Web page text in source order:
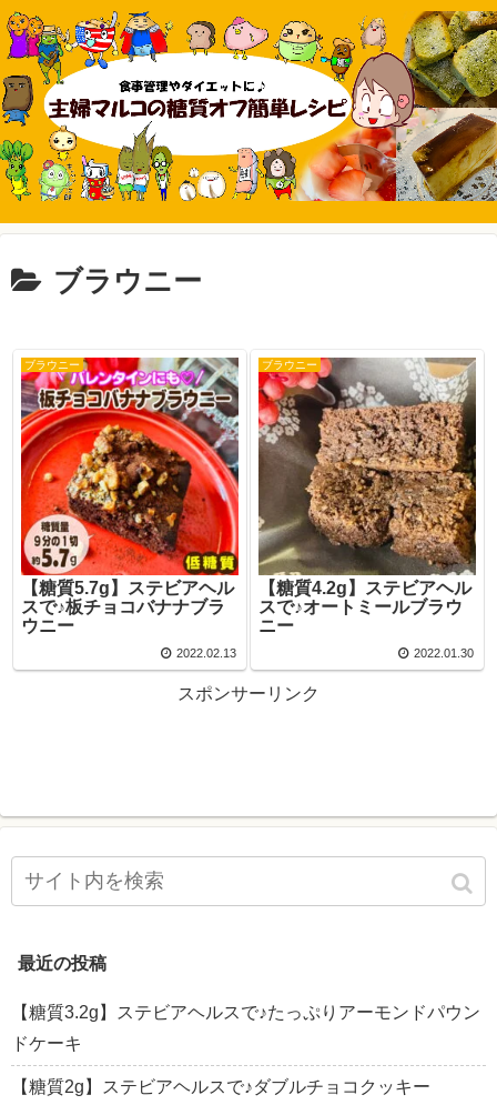
ブラウニー
ブラウニー
【糖質5.7g】ステビアヘル
スで♪板チョコバナナブラ
ウニー
2022.02.13
ブラウニー
【糖質4.2g】ステビアヘル
スで♪オートミールブラウ
ニー
2022.01.30
スポンサーリンク
最近の投稿
【糖質3.2g】ステビアヘルスで♪たっぷりアーモンドパウン
ドケーキ
【糖質2g】ステビアヘルスで♪ダブルチョコクッキー